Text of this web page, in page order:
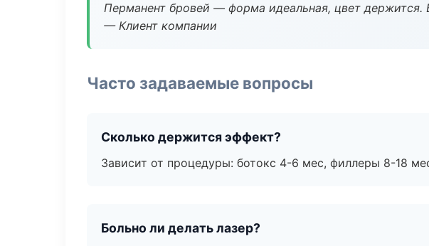
Перманент бровей — форма идеальная, цвет держится.
— Клиент компании
Часто задаваемые вопросы
Сколько держится эффект?
Зависит от процедуры: ботокс 4-6 мес, филлеры 8-18
Больно ли делать лазер?